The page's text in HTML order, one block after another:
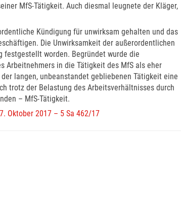
MfS-Tätigkeit. Auch diesmal leugnete der Kläger,
Kündigung für unwirksam gehalten und das
Die Unwirksamkeit der außerordentlichen
worden. Begründet wurde die
Arbeitnehmers in die Tätigkeit des MfS als eher
langen, unbeanstandet gebliebenen Tätigkeit eine
trotz der Belastung des Arbeitsverhältnisses durch
– MfS-Tätigkeit.
Oktober 2017 – 5 Sa 462/17